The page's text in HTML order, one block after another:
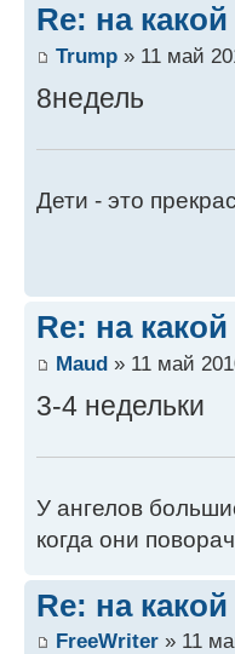
Re: на
Trump » 11 май
8недель
Дети - это
Re: на
Maud » 11 май
3-4 недельки
У ангелов
когда они
Re: на
FreeWriter » 11